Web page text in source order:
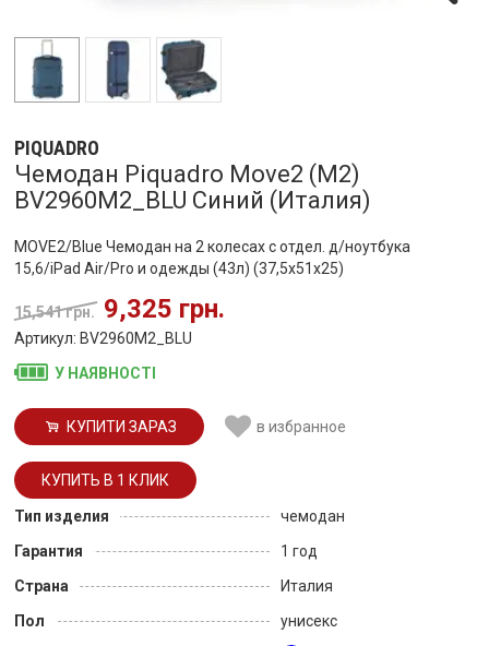
PIQUADRO
Чемодан Piquadro Move2 (M2)
BV2960M2_BLU Синий (Италия)
MOVE2/Blue Чемодан на 2 колесах с отдел. д/ноутбука
15,6/iPad Air/Pro и одежды (43л) (37,5x51x25)
15,541 грн. 9,325 грн.
Артикул: BV2960M2_BLU
У НАЯВНОСТІ
КУПИТИ ЗАРАЗ в избранное
Тип изделия
чемодан
Гарантия
1 год
Страна
Италия
Пол
унисекс